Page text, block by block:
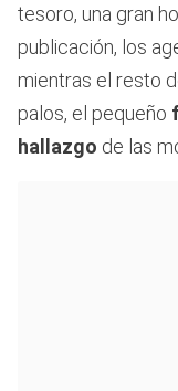
tesoro, una gran
publicación, los
mientras el resto
palos, el pequeño
hallazgo de las